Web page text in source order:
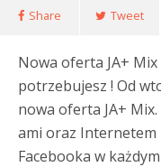
Share Tweet
Nowa oferta JA+
potrzebujesz ! Od
nowa oferta JA+
ami oraz Internetem
Facebooka w